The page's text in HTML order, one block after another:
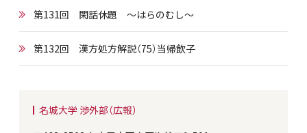
第131回 閑話休題 ～はらのむし～
第132回 漢方処方解説（75）当帰飲子
名城大学 渉外部（広報）